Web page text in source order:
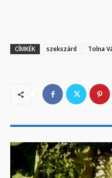
CÍMKÉK szekszárd Tolna